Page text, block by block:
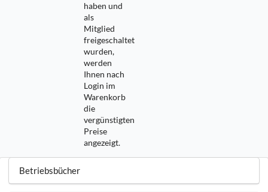
haben und
als
Mitglied
freigeschaltet
wurden,
werden
Ihnen nach
Login im
Warenkorb
die
vergünstigten
Preise
angezeigt.
Betriebsbücher